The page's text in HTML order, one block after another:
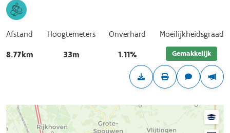
Afstand
8.77km
Hoogtemeters
33m
Onverhard
1.11%
Moeilijkheidsgraad
Gemakkelijk